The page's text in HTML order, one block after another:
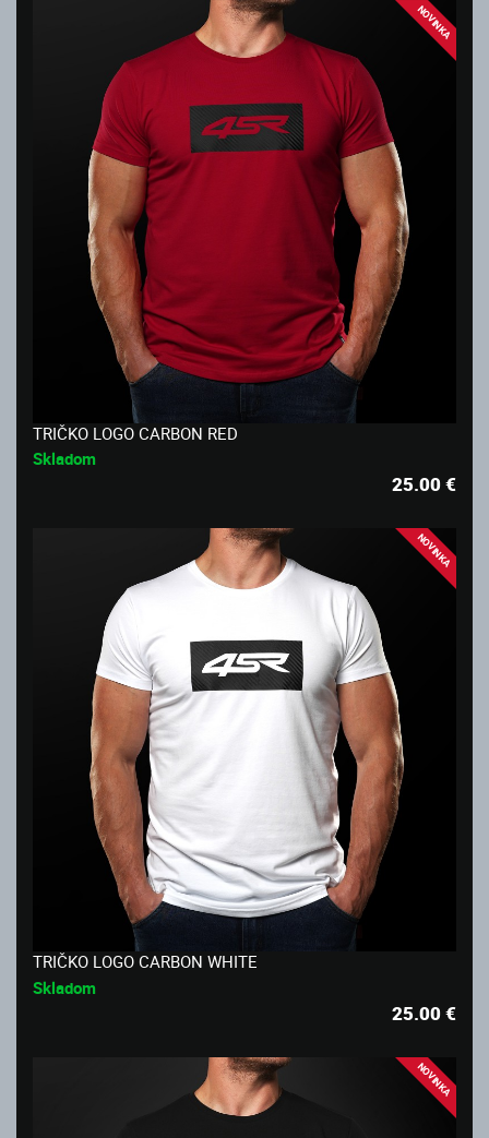
NOVINKA
TRIČKO LOGO CARBON RED
Skladom
25.00€
NOVINKA
TRIČKO LOGO CARBON WHITE
Skladom
25.00€
NOVINKA